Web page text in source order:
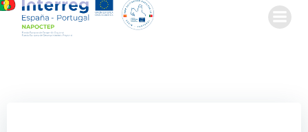
Saltar